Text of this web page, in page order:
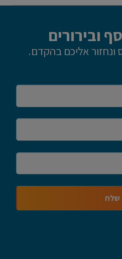
ובירורים
אליכם בהקדם.